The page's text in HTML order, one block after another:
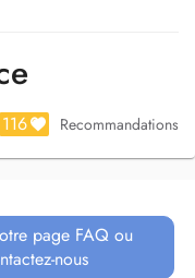
116 Recommandations
page FAQ ou
nous